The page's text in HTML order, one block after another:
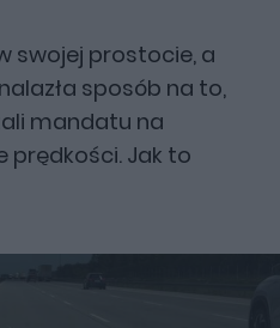
swojej prostocie, a
sposób na to,
mandatu na
prędkości. Jak to